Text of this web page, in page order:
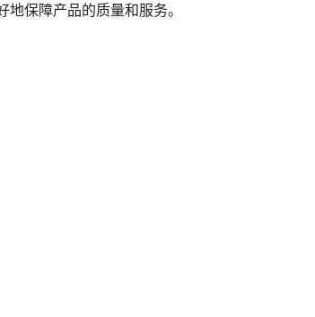
保障产品的质量和服务。